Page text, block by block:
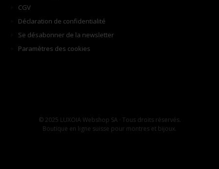
CGV
Déclaration de confidentialité
Se désabonner de la newsletter
Paramètres des cookies
© 2025 LUXOIA Webshop SA · Tous droits réservés.
Boutique en ligne suisse pour montres et bijoux.